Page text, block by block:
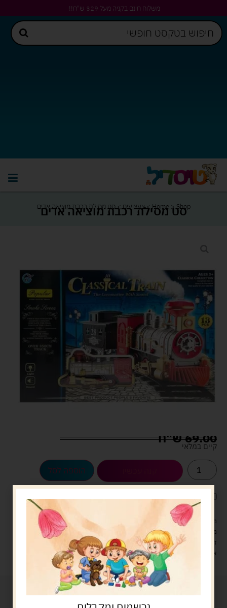
משלוח חינם בקניה מעל 329 ש"ח!!
Home >Shop
>צעצועים>סט מסילת רכבת מוציאה אדים
סט מסילת רכבת מוציאה אדים
69.00ש"ח
קיים במלאי
הוספה לסל
לארוז את המוצר באריזת מתנה5.00 ש"ח ?
מעל 329 ש"ח, משלוח עם שליח עד הבית חינם! – 0 ₪
משלוח עם שליח עד הבית: 29 ש"ח
זמן אספקה: עד 4 ימי עסקים.
איסוף עצמי: מ"ביתר טויס" רחוב בניין דוד 18, ביתר עילית.